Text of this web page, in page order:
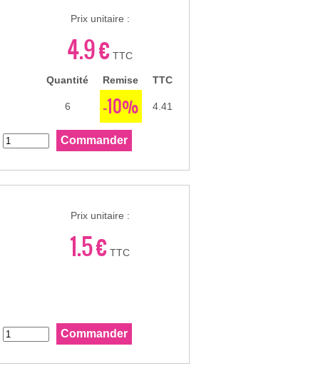
Prix unitaire :
4.9 € TTC
Quantité Remise TTC
6 -10% 4.41
Prix unitaire :
1.5 € TTC